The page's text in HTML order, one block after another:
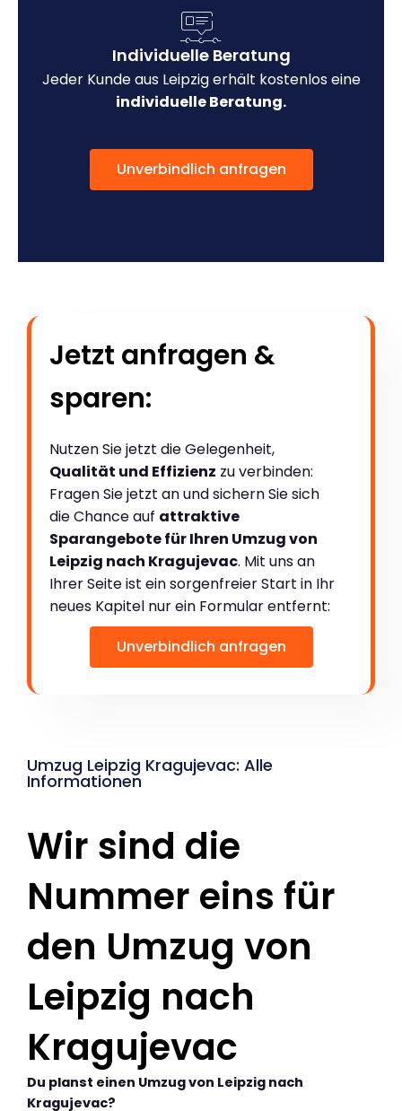
Individuelle Beratung
Jeder Kunde aus Leipzig erhält kostenlos eine
individuelle Beratung.
Unverbindlich anfragen
Jetzt anfragen &
sparen:
Nutzen Sie jetzt die Gelegenheit,
Qualität und Effizienz zu verbinden:
Fragen Sie jetzt an und sichern Sie sich
die Chance auf attraktive
Sparangebote für Ihren Umzug von
Leipzig nach Kragujevac. Mit uns an
Ihrer Seite ist ein sorgenfreier Start in Ihr
neues Kapitel nur ein Formular entfernt:
Unverbindlich anfragen
Umzug Leipzig Kragujevac: Alle
Informationen
Wir sind die
Nummer eins für
den Umzug von
Leipzig nach
Kragujevac
Du planst einen Umzug von Leipzig nach
Kragujevac?